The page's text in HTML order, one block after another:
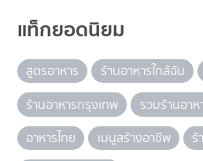
แท็กยอดนิยม
สูตรอาหาร ร้านอาหารใกล้ฉัน
ร้านอาหารกรุงเทพ
รวมร้านอาห
อาหารไทย
เมนูสร้างอาชีพ
ร้